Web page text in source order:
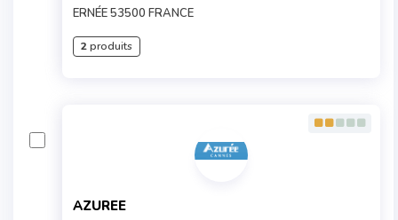
ERNÉE 53500 FRANCE
2produits
AZUREE